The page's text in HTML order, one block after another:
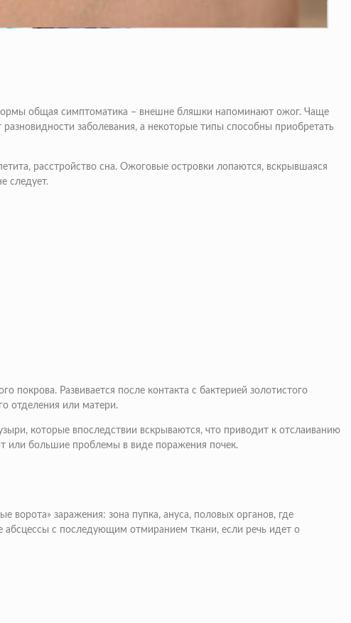
общая симптоматика – внешне бляшки напоминают ожог. Чаще
заболевания, а некоторые типы способны приобретать
расстройство сна. Ожоговые островки лопаются, вскрывшаяся
следует.
Развивается после контакта с бактерией золотистого
отделения или матери.
которые впоследствии вскрываются, что приводит к отслаиванию
или большие проблемы в виде поражения почек.
заражения: зона пупка, ануса, половых органов, где
с последующим отмиранием ткани, если речь идет о